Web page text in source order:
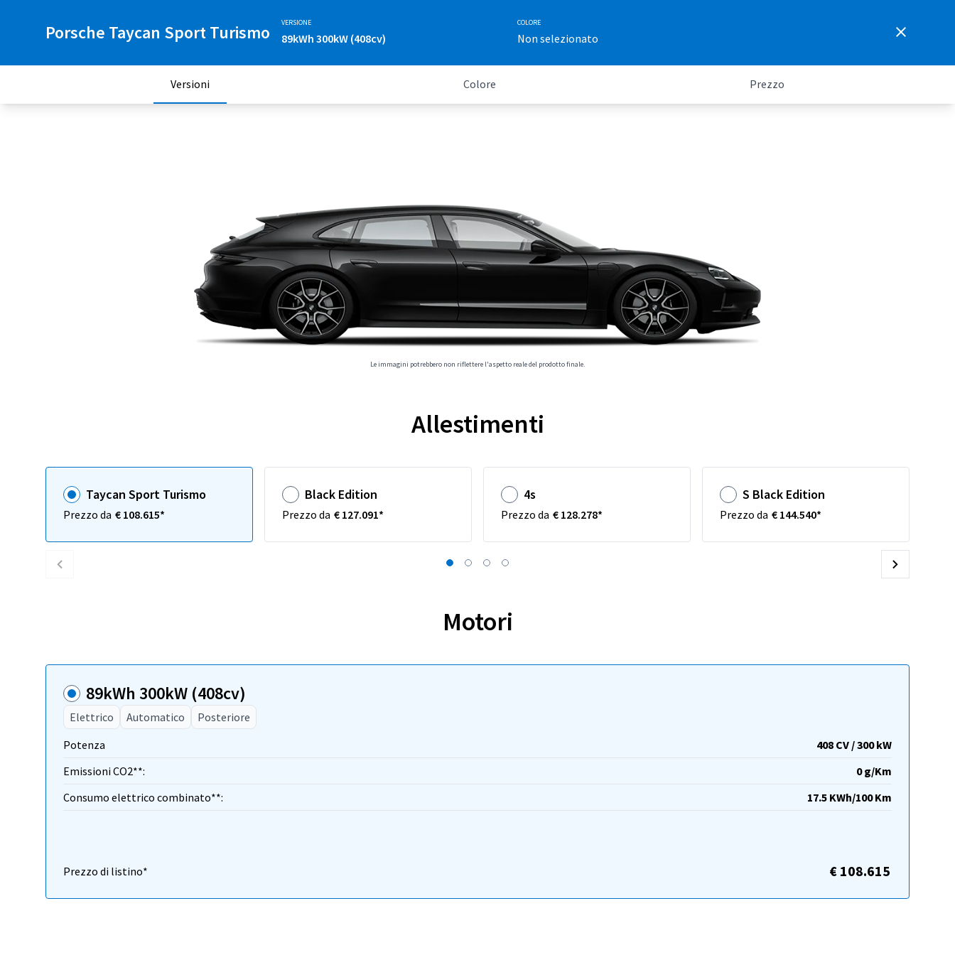
Porsche Taycan Sport Turismo VERSIONE
89kWh 300kW (408cv)
COLORE
Non selezionato
Versioni Colore Prezzo
Le immagini potrebbero non riflettere l'aspetto reale del prodotto finale.
Allestimenti
Taycan Sport Turismo
Prezzo da € 108.615*
Black Edition
Prezzo da € 127.091*
4s
Prezzo da € 128.278*
S Black Edition
Prezzo da € 144.540*
Motori
89kWh 300kW (408cv)
Elettrico Automatico
Posteriore
Potenza
408 CV / 300 kW
Emissioni CO2**:
0 g/Km
Consumo elettrico combinato**:
17.5 KWh/100 Km
Prezzo di listino* € 108.615